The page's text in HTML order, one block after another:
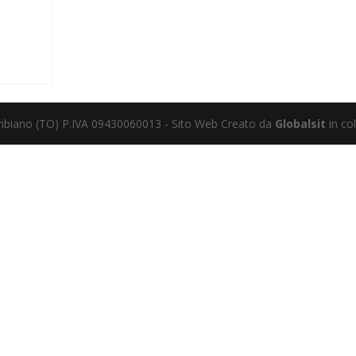
(TO) P.IVA 09430060013 - Sito Web Creato da Globalsit in